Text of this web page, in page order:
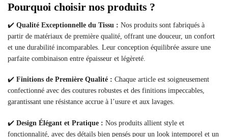
Pourquoi choisir nos produits ?
✔️ Qualité Exceptionnelle du Tissu : Nos produits sont fabriqués à
partir de matériaux de première qualité, offrant une douceur, un confort
et une durabilité incomparables. Leur conception équilibrée assure une
parfaite combinaison entre épaisseur et légèreté.
✔️ Finitions de Première Qualité : Chaque article est soigneusement
confectionné avec des coutures robustes et des finitions impeccables,
garantissant une résistance accrue à l’usure et aux lavages.
✔️ Design Élégant et Pratique : Nos produits allient style et
fonctionnalité, avec des détails bien pensés pour un look intemporel et un